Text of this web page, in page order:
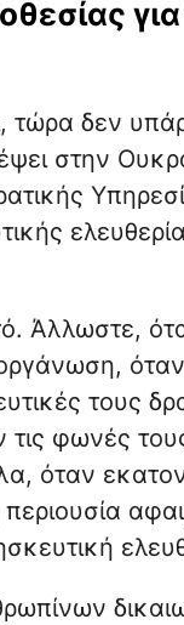
δεν
στην
Άλλωστε,
όταν
τους
φωνές
όταν